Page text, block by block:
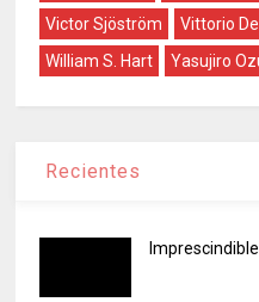
Victor Sjöström
Vittorio
William S. Hart
Yasujiro
Recientes